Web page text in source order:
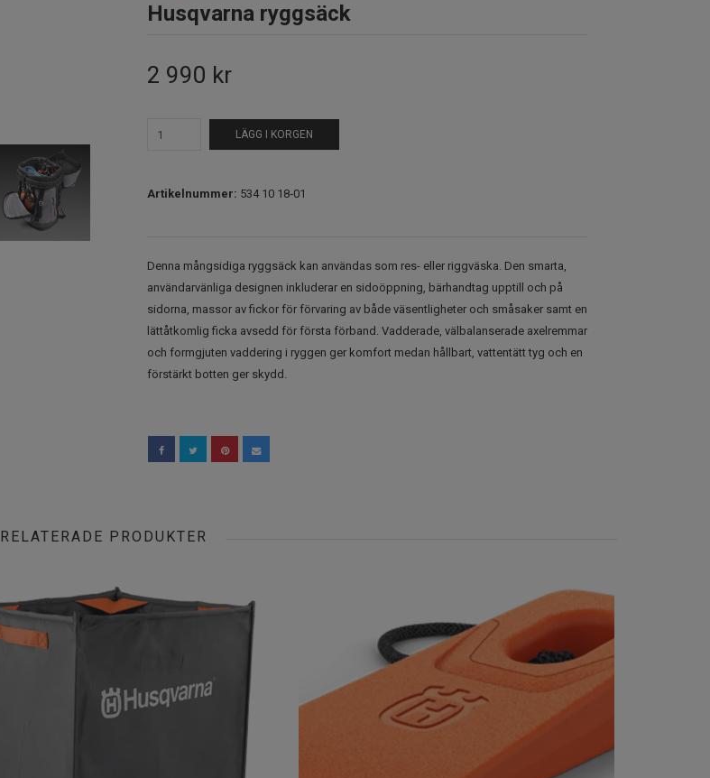
Husqvarna ryggsäck
2 990 kr
LÄGG I KORGEN
Artikelnummer: 534 10 18‑01
Denna mångsidiga ryggsäck kan användas som res- eller riggväska. Den smarta,
användarvänliga designen inkluderar en sidoöppning, bärhandtag upptill och på
sidorna, massor av fickor för förvaring av både väsentligheter och småsaker samt en
lättåtkomlig ficka avsedd för första förband. Vadderade, välbalanserade axelremmar
och formgjuten vaddering i ryggen ger komfort medan hållbart, vattentätt tyg och en
förstärkt botten ger skydd.
RELATERADE PRODUKTER